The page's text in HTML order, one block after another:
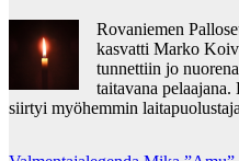
Rovaniemen
kasvatti Marko
tunnettiin jo
taitavana
siirtyi myöhemmin